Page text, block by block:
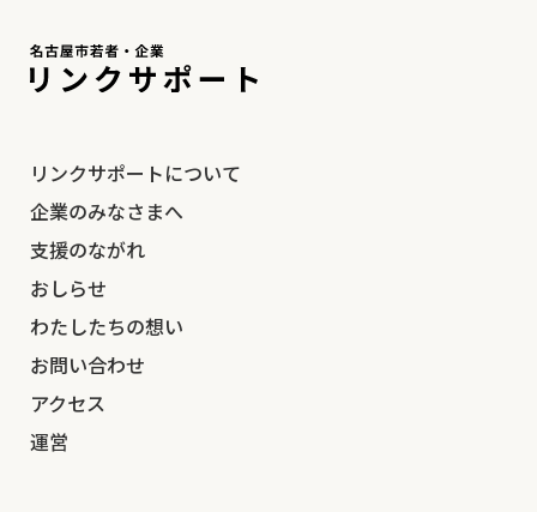
リンクサポートについて
企業のみなさまへ
支援のながれ
おしらせ
わたしたちの想い
お問い合わせ
アクセス
運営